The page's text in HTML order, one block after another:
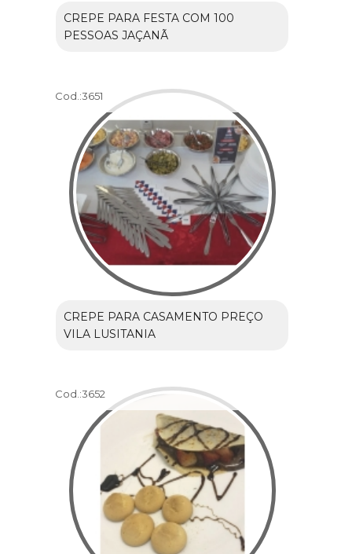
CREPE PARA FESTA COM 100
PESSOAS JAÇANÃ
Cod.:3651
CREPE PARA CASAMENTO PREÇO
VILA LUSITANIA
Cod.:3652